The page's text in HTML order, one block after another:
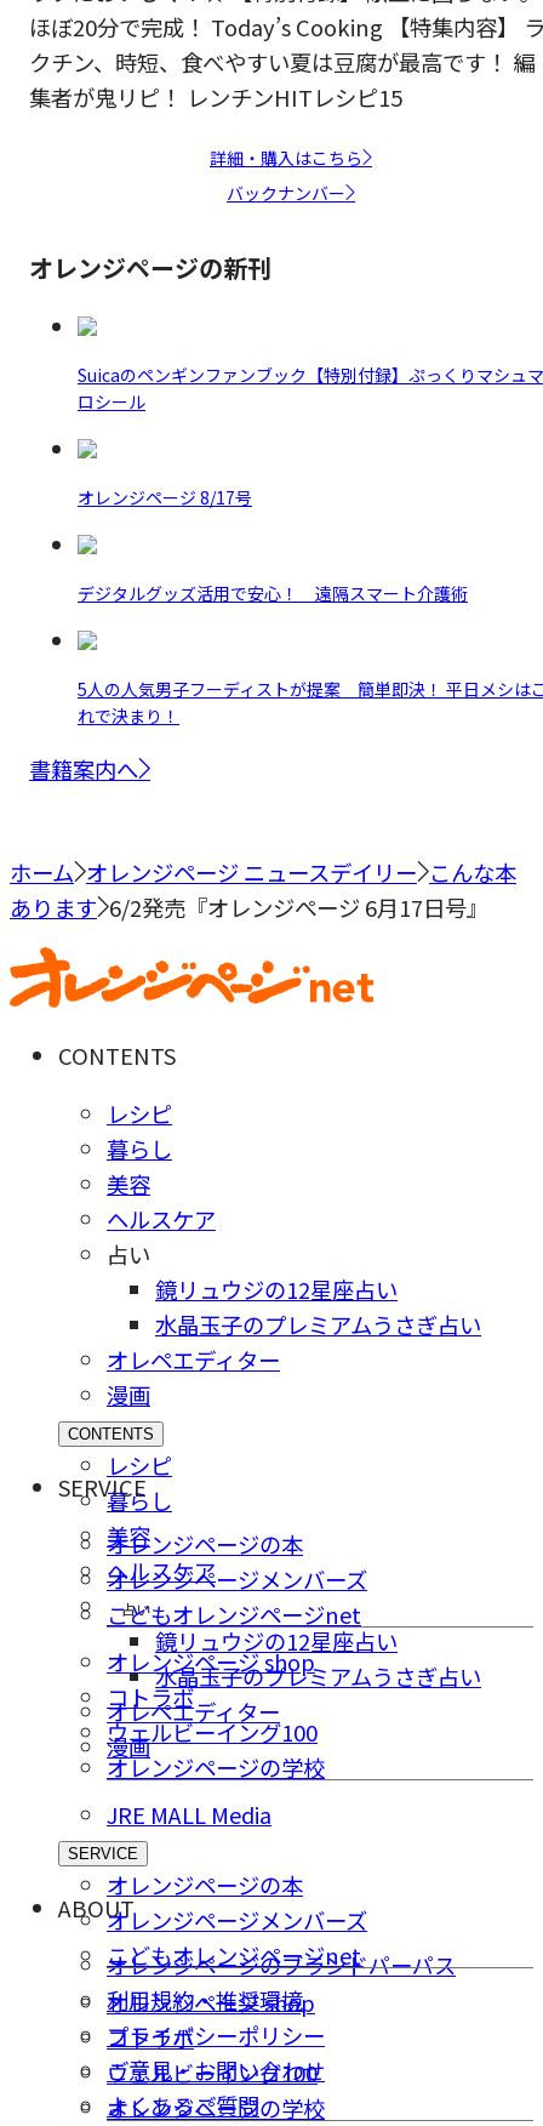
ほぼ20分で完成！ Today’s Cooking 【特集内容】
クチン、時短、食べやすい夏は豆腐が最高です！ 編
集者が鬼リピ！ レンチンHITレシピ15
詳細・購入はこちら
バックナンバー
オレンジページの新刊
Suicaのペンギンファンブック【特別付録】ぷっくりマシュマ
ロシール
オレンジページ 8/17号
デジタルグッズ活用で安心！ 遠隔スマート介護術
5人の人気男子フーディストが提案 簡単即決！ 平日メシは
れで決まり！
書籍案内へ
ホーム オレンジページ ニュースデイリー こんな本
あります 6/2発売『オレンジぺージ 6月17日号』
CONTENTS
レシピ
暮らし
美容
ヘルスケア
占い
鏡リュウジの12星座占い
水晶玉子のプレミアムうさぎ占い
オレペエディター
漫画
CONTENTS
レシピ
暮らし
美容
ヘルスケア
占い
鏡リュウジの12星座占い
水晶玉子のプレミアムうさぎ占い
オレペエディター
漫画
SERVICE
オレンジページの本
オレンジページメンバーズ
こどもオレンジページnet
オレンジページ shop
コトラボ
ウェルビーイング100
オレンジページの学校
JRE MALL Media
SERVICE
オレンジページの本
オレンジページメンバーズ
こどもオレンジページnet
オレンジページ shop
コトラボ
ウェルビーイング100
オレンジページの学校
ABOUT
オレンジページのブランドパーパス
利用規約・推奨環境
プライバシーポリシー
ご意⾒・お問い合わせ
よくあるご質問